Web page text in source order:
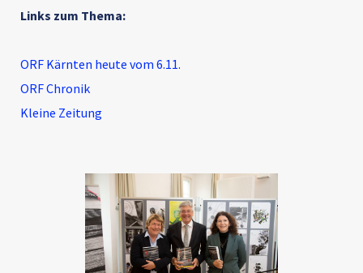
Links zum Thema:
ORF Kärnten heute vom 6.11.
ORF Chronik
Kleine Zeitung